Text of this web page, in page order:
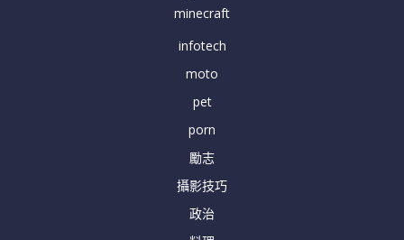
minecraft
infotech
moto
pet
porn
勵志
攝影技巧
政治